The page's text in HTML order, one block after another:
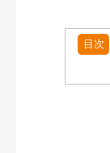
目次